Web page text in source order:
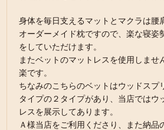
身体を毎日支えるマットとマクラは腰
オーダーメイド枕ですので、楽な寝姿
をしていただけます。
またベットのマットレスを使用しませ
楽です。
ちなみのこちらのベットはウッドスプ
タイプの２タイプがあり、当店ではウ
レスを展示してあります。
Ａ様当店をご利用くださり、また納品